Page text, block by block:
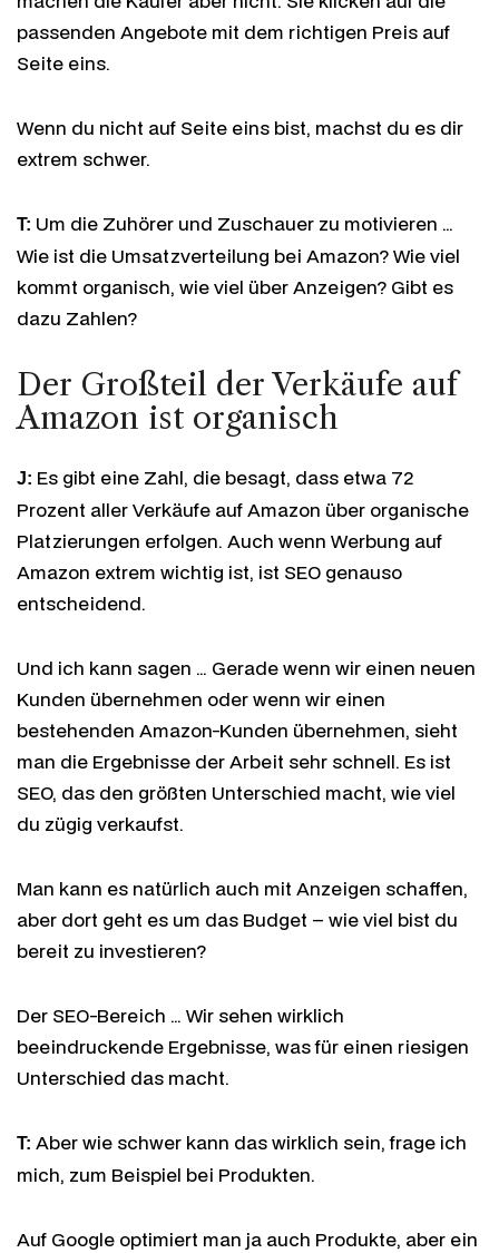
passenden Angebote mit dem richtigen Preis auf
Seite eins.
Wenn du nicht auf Seite eins bist, machst du es dir
extrem schwer.
T: Um die Zuhörer und Zuschauer zu motivieren …
Wie ist die Umsatzverteilung bei Amazon? Wie viel
kommt organisch, wie viel über Anzeigen? Gibt es
dazu Zahlen?
Der Großteil der Verkäufe auf
Amazon ist organisch
J: Es gibt eine Zahl, die besagt, dass etwa 72
Prozent aller Verkäufe auf Amazon über organische
Platzierungen erfolgen. Auch wenn Werbung auf
Amazon extrem wichtig ist, ist SEO genauso
entscheidend.
Und ich kann sagen … Gerade wenn wir einen neuen
Kunden übernehmen oder wenn wir einen
bestehenden Amazon-Kunden übernehmen, sieht
man die Ergebnisse der Arbeit sehr schnell. Es ist
SEO, das den größten Unterschied macht, wie viel
du zügig verkaufst.
Man kann es natürlich auch mit Anzeigen schaffen,
aber dort geht es um das Budget – wie viel bist du
bereit zu investieren?
Der SEO-Bereich … Wir sehen wirklich
beeindruckende Ergebnisse, was für einen riesigen
Unterschied das macht.
T: Aber wie schwer kann das wirklich sein, frage ich
mich, zum Beispiel bei Produkten.
Auf Google optimiert man ja auch Produkte, aber ein